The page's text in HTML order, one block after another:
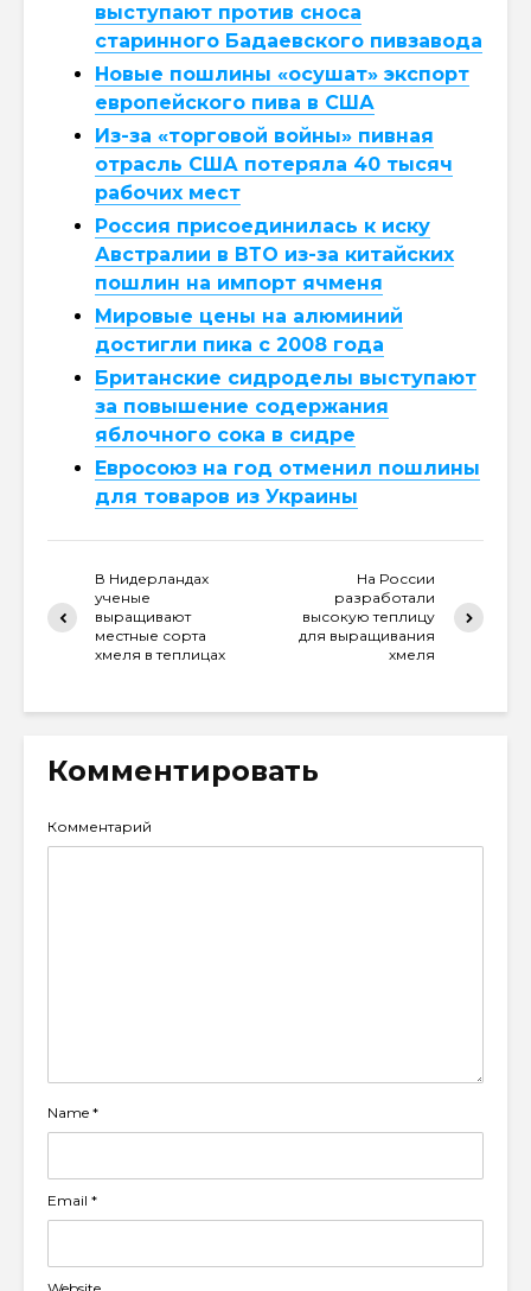
выступают против сноса
старинного Бадаевского пивзавода
Новые пошлины «осушат» экспорт
европейского пива в США
Из-за «торговой войны» пивная
отрасль США потеряла 40 тысяч
рабочих мест
Россия присоединилась к иску
Австралии в ВТО из-за китайских
пошлин на импорт ячменя
Мировые цены на алюминий
достигли пика с 2008 года
Британские сидроделы выступают
за повышение содержания
яблочного сока в сидре
Евросоюз на год отменил пошлины
для товаров из Украины
В Нидерландах
ученые
выращивают
местные сорта
хмеля в теплицах
На России
разработали
высокую теплицу
для выращивания
хмеля
Комментировать
Комментарий
Name *
Email *